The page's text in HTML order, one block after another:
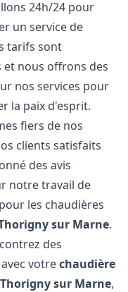
24h/24 pour
un service de
tarifs sont
nous offrons des
nos services pour
la paix d'esprit.
fiers de nos
clients satisfaits
des avis
notre travail de
les chaudières
sur Marne.
des
votrechaudière
Thorigny sur Marne,